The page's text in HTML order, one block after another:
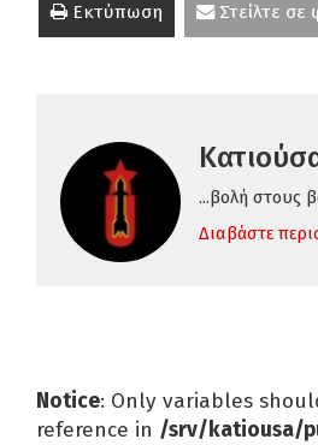
Εκτύπωση Στείλτε σε
...βολή στους
Διαβάστε
Notice: Only variables
reference in /srv/katiousa/